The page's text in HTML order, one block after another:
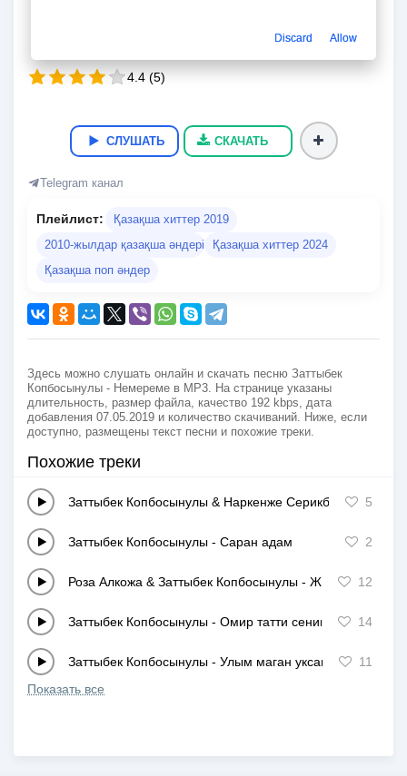
4.4 (5)
СЛУШАТЬ СКАЧАТЬ
Telegram канал
Плейлист:
Қазақша хиттер 2019
2010-жылдар қазақша әндері
Қазақша хиттер 2024
Қазақша поп әндер
Здесь можно слушать онлайн и скачать песню Заттыбек
Копбосынулы - Немереме в MP3. На странице указаны
длительность, размер файла, качество 192 kbps, дата
добавления 07.05.2019 и количество скачиваний. Ниже, если
доступно, размещены текст песни и похожие треки.
Похожие треки
Заттыбек Копбосынулы & Наркенже Серикбаева -Ким
5
Заттыбек Копбосынулы - Саран адам 2
Роза Алкожа & Заттыбек Копбосынулы - Жылдар12
Заттыбек Копбосынулы - Омир татти сенимен 14
Заттыбек Копбосынулы - Улым маган уксаган
11
Показать все
Discard Allow